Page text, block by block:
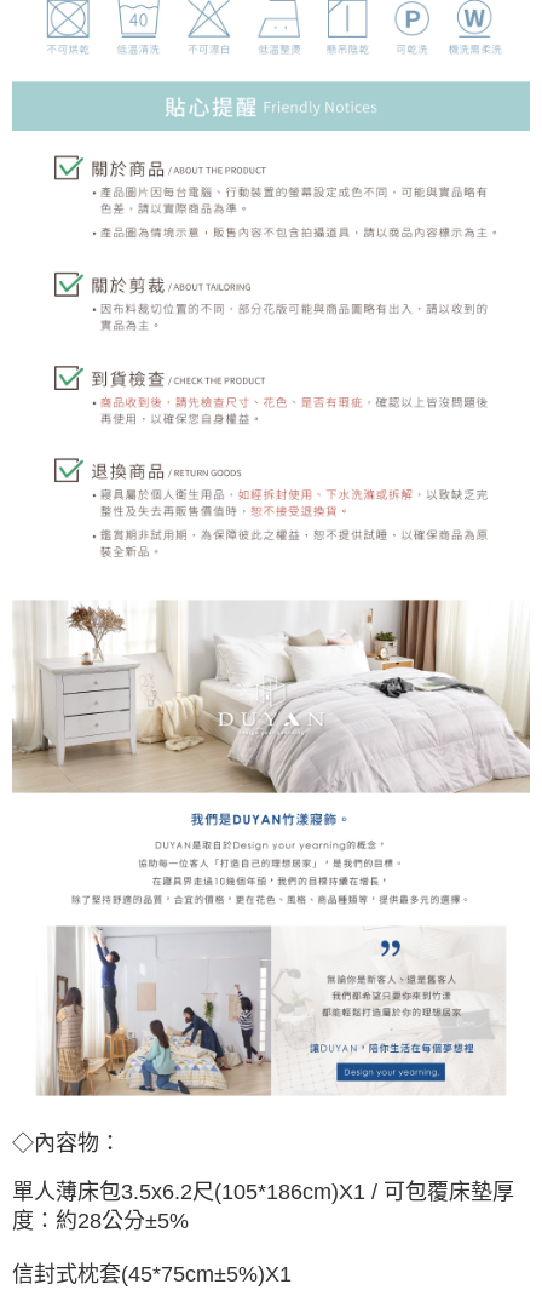
◇內容物：
單人薄床包3.5x6.2尺(105*186cm)X1 / 可包覆床墊厚
度：約28公分±5%
信封式枕套(45*75cm±5%)X1